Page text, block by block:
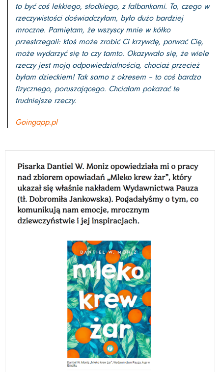
to być coś lekkiego, słodkiego, z falbankami. To, czego w
rzeczywistości doświadczyłam, było dużo bardziej
mroczne. Pamiętam, że wszyscy mnie w kółko
przestrzegali: ktoś może zrobić Ci krzywdę, porwać Cię,
może wydarzyć się to czy tamto. Okazywało się, że wiele
rzeczy jest moją odpowiedzialnością, chociaż przecież
byłam dzieckiem! Tak samo z okresem – to coś bardzo
fizycznego, poruszającego. Chciałam pokazać te
trudniejsze rzeczy.
Goingapp.pl